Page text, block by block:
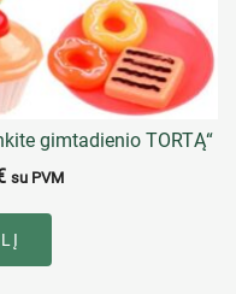
gimtadienio TORTĄ“
su PVM